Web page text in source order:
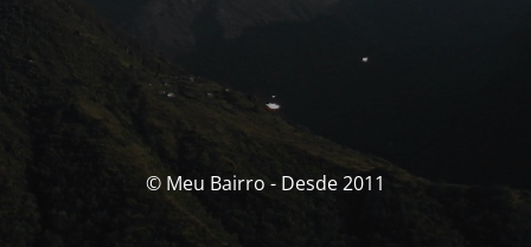
© Meu Bairro - Desde 2011